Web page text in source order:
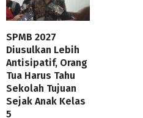
SPMB 2027
Diusulkan Lebih
Antisipatif, Orang
Tua Harus Tahu
Sekolah Tujuan
Sejak Anak Kelas
5